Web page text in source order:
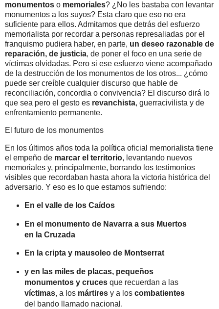
monumentos o memoriales? ¿No les bastaba con levantar
monumentos a los suyos? Esta claro que eso no era
suficiente para ellos. Admitamos que detrás del esfuerzo
memorialista por recordar a personas represaliadas por el
franquismo pudiera haber, en parte, un deseo razonable de
reparación, de justicia, de poner el foco en una serie de
víctimas olvidadas. Pero si ese esfuerzo viene acompañado
de la destrucción de los monumentos de los otros... ¿cómo
puede ser creíble cualquier discurso que hable de
reconciliación, concordia o convivencia? El discurso dirá lo
que sea pero el gesto es revanchista, guerracivilista y de
enfrentamiento permanente.
El futuro de los monumentos
En los últimos años toda la política oficial memorialista tiene
el empeño de marcar el territorio, levantando nuevos
memoriales y, principalmente, borrando los testimonios
visibles que recordaban hasta ahora la victoria histórica del
adversario. Y eso es lo que estamos sufriendo:
En el valle de los Caídos
En el monumento de Navarra a sus Muertos
en la Cruzada
En la cripta y mausoleo de Montserrat
y en las miles de placas, pequeños
monumentos y crucesque recuerdan a las
víctimas, a los mártiresy a los combatientes
del bando llamado nacional.